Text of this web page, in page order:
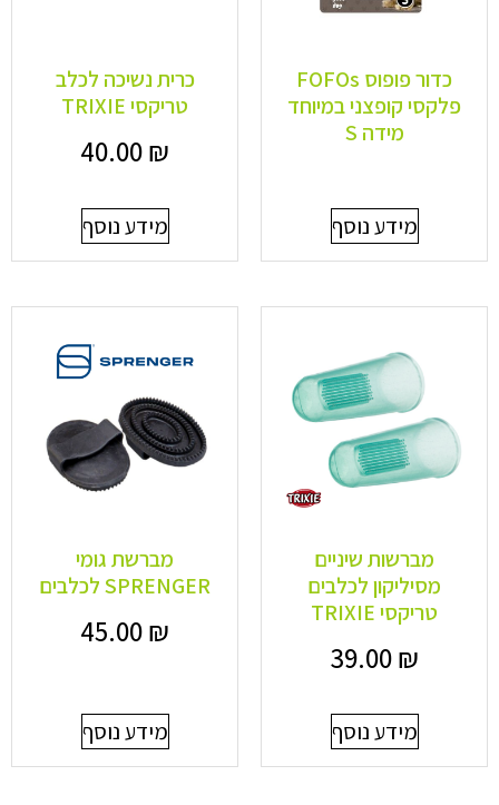
כדור פופוס FOFOs
פלקסי קופצני במיוחד
מידה S
מידע נוסף
כרית נשיכה לכלב
טריקסי TRIXIE
40.00₪
מידע נוסף
מברשות שיניים
מסיליקון לכלבים
טריקסי TRIXIE
39.00₪
מידע נוסף
מברשת גומי
SPRENGER לכלבים
45.00₪
מידע נוסף